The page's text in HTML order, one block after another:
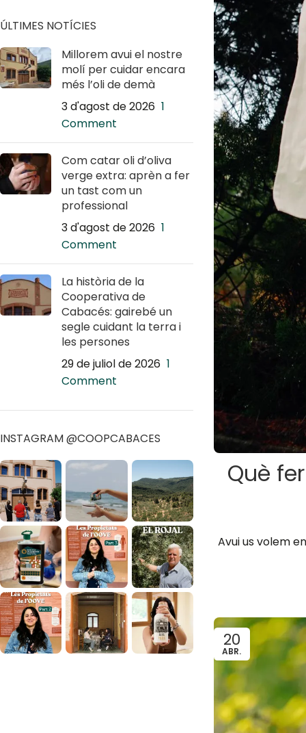
ÚLTIMES NOTÍCIES
Millorem avui el nostre
molí per cuidar encara
més l’oli de demà
3 d'agost de 2026 1
Comment
Com catar oli d’oliva
verge extra: aprèn a fer
un tast com un
professional
3 d'agost de 2026 1
Comment
La història de la
Cooperativa de
Cabacés: gairebé un
segle cuidant la terra i
les persones
29 de juliol de 2026 1
Comment
INSTAGRAM @COOPCABACES
Què
Avui us volem
20
ABR.